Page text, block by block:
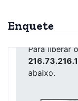
Enquete